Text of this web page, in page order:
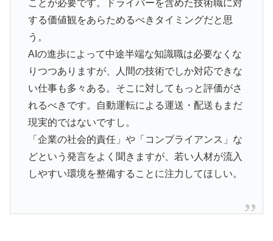
ことが必要です。ドライバーを含めた技術職に対
する価値観をあらためるべきタイミングだと思
う。
AIの進歩によって中途半端な知識職は必要なくな
りつつありますが、人間の技術でしか対応できな
い仕事も多々ある。そこに対してもっと評価がさ
れるべきです。自動運転による運送・配送もまだ
現実的ではないですし。
「企業の社会的責任」や「コンプライアンス」な
どという発言をよく聞きますが、若い人材が流入
しやすい環境を整備することに注力してほしい。